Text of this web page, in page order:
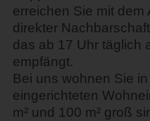
erreichen Sie mit dem
direkter
das ab 17 Uhr täglich
empfängt.
Bei uns wohnen Sie
eingerichteten
m² und 100 m² groß